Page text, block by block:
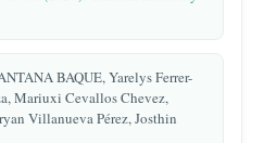
BAQUE, Yarelys Ferrer-
Mariuxi Cevallos Chevez,
Villanueva Pérez, Josthin